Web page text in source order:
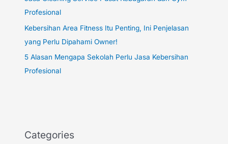
Profesional
Kebersihan Area Fitness Itu Penting, Ini Penjelasan
yang Perlu Dipahami Owner!
5 Alasan Mengapa Sekolah Perlu Jasa Kebersihan
Profesional
Categories